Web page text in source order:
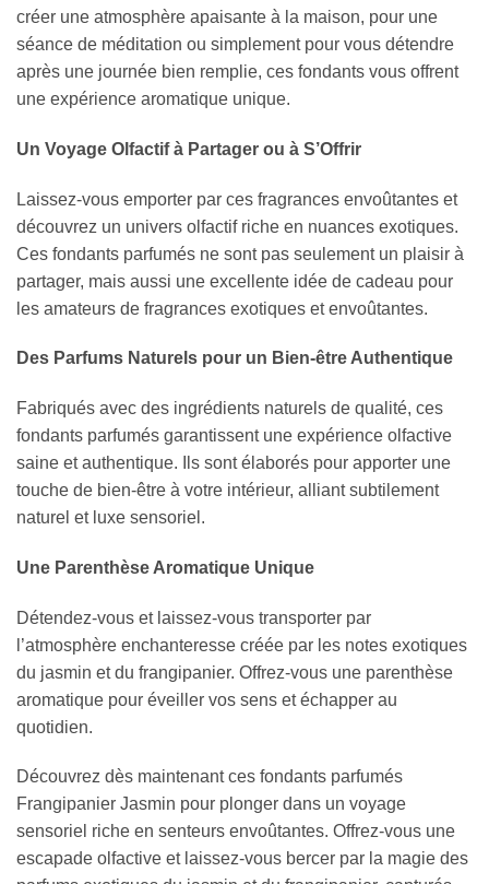
créer une atmosphère apaisante à la maison, pour une
séance de méditation ou simplement pour vous détendre
après une journée bien remplie, ces fondants vous offrent
une expérience aromatique unique.
Un Voyage Olfactif à Partager ou à S’Offrir
Laissez-vous emporter par ces fragrances envoûtantes et
découvrez un univers olfactif riche en nuances exotiques.
Ces fondants parfumés ne sont pas seulement un plaisir à
partager, mais aussi une excellente idée de cadeau pour
les amateurs de fragrances exotiques et envoûtantes.
Des Parfums Naturels pour un Bien-être Authentique
Fabriqués avec des ingrédients naturels de qualité, ces
fondants parfumés garantissent une expérience olfactive
saine et authentique. Ils sont élaborés pour apporter une
touche de bien-être à votre intérieur, alliant subtilement
naturel et luxe sensoriel.
Une Parenthèse Aromatique Unique
Détendez-vous et laissez-vous transporter par
l’atmosphère enchanteresse créée par les notes exotiques
du jasmin et du frangipanier. Offrez-vous une parenthèse
aromatique pour éveiller vos sens et échapper au
quotidien.
Découvrez dès maintenant ces fondants parfumés
Frangipanier Jasmin pour plonger dans un voyage
sensoriel riche en senteurs envoûtantes. Offrez-vous une
escapade olfactive et laissez-vous bercer par la magie des